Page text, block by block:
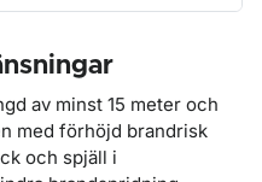
av minst 15 meter och
med förhöjd brandrisk
och spjäll i